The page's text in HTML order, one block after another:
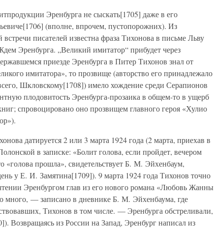
Эренбурга не сыскать[1705] даже в его
(вполне, впрочем, пустопорожних). Из
писателей известна фраза Тихонова в письме Льву
Эренбурга. „Великий имитатор“ прибудет через
приезде Эренбурга в Питер Тихонов знал от
имитатора», то прозвище (авторство его принадлежало
Шкловскому[1708]) имело хождение среди Серапионов
плодовитость Эренбурга-прозаика в общем-то в ущерб
спровоцировано оно прозвищем главного героя «Хулио
датируется 2 или 3 марта 1924 года (2 марта, приехав в
в записке: «Болит голова, если пройдет, вечером
«голова прошла», свидетельствует Б. М. Эйхенбаум,
у Е. И. Замятина[1709]). 9 марта 1924 года Тихонов точно
Эренбургом глав из его нового романа «Любовь Жанны
много, — записано в дневнике Б. М. Эйхенбаума, где
Тихонов в том числе. — Эренбурга обстреливали,
Возвращаясь из России на Запад, Эренбург написал из